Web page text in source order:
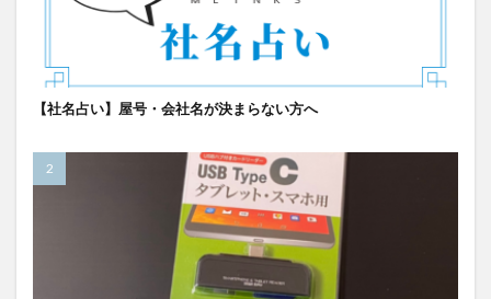
【社名占い】屋号・会社名が決まらない方へ